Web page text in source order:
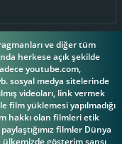
ve diğer tüm
herkese açık şekilde
youtube.com,
sosyal medya sitelerinde
videoları, link vermek
film yüklemesi yapılmadığı
hakkı olan filmleri etik
filmler Dünya
gösterim şansı